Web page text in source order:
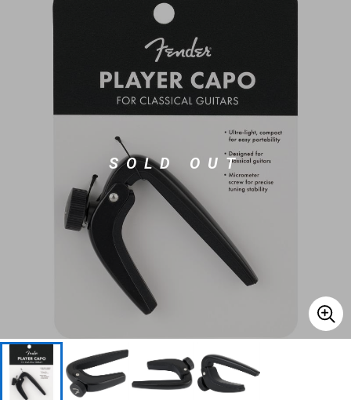
ウクレレ
パーカッション
キーボード 電子ピアノ
管楽器 その他楽器
DJ機器
SOLD OUT